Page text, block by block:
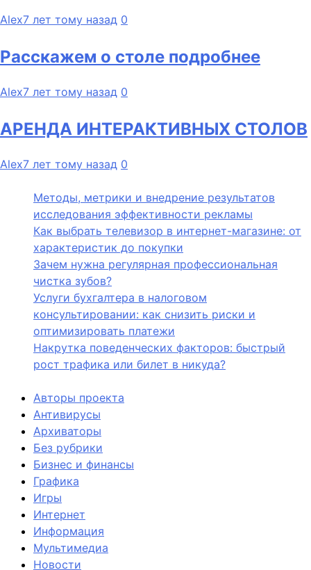
Alex7 лет тому назад 0
Расскажем о столе подробнее
Alex7 лет тому назад 0
АРЕНДА ИНТЕРАКТИВНЫХ СТОЛОВ
Alex7 лет тому назад 0
Методы, метрики и внедрение результатов
исследования эффективности рекламы
Как выбрать телевизор в интернет-магазине: от
характеристик до покупки
Зачем нужна регулярная профессиональная
чистка зубов?
Услуги бухгалтера в налоговом
консультировании: как снизить риски и
оптимизировать платежи
Накрутка поведенческих факторов: быстрый
рост трафика или билет в никуда?
Авторы проекта
Антивирусы
Архиваторы
Без рубрики
Бизнес и финансы
Графика
Игры
Интернет
Информация
Мультимедиа
Новости